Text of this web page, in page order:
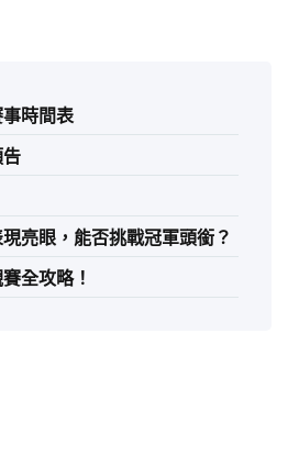
時間表
亮眼，能否挑戰冠軍頭銜？
全攻略！